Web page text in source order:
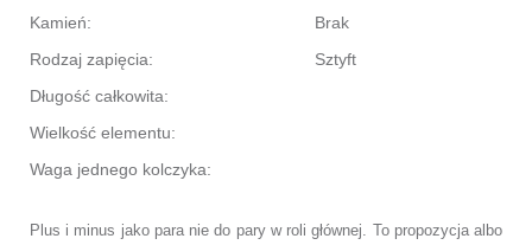
Kamień:
Brak
Rodzaj zapięcia:
Sztyft
Długość całkowita:
Wielkość elementu:
Waga jednego kolczyka:
Plus i minus jako para nie do pary w roli głównej. To propozycja albo